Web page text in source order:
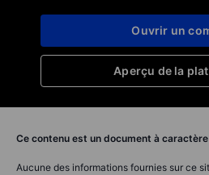
Aperçu de la
Ouvrir un
Ce contenu est un document à
Aucune des informations fournies sur ce